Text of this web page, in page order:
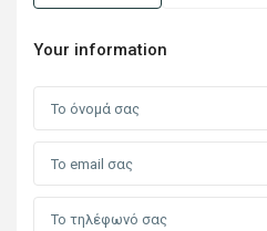
Your information